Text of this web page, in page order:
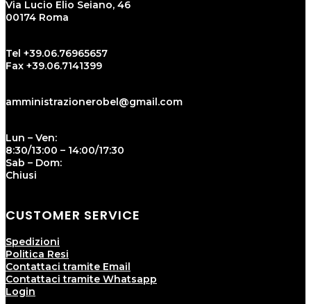
Via Lucio Elio Seiano, 46
00174 Roma
Tel +39.06.76965657
Fax +39.06.7141399
amministrazionerobel@gmail.com
Lun – Ven:
8:30/13:00 – 14:00/17:30
Sab – Dom:
Chiusi
CUSTOMER SERVICE
Spedizioni
Politica Resi
Contattaci tramite Email
Contattaci tramite Whatsapp
Login